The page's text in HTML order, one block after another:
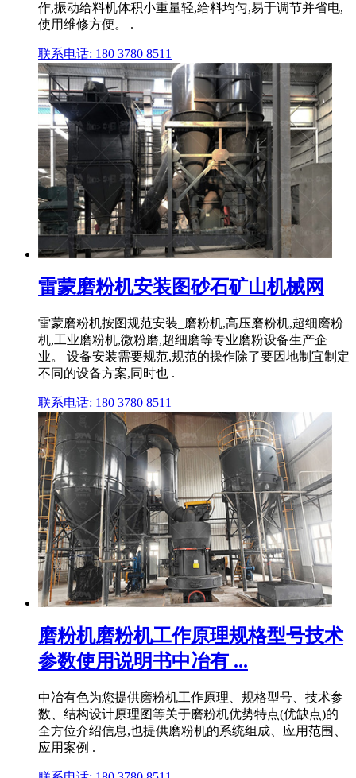
作,振动给料机体积小重量轻,给料均匀,易于调节并省电,
使用维修方便。 .
联系电话: 180 3780 8511
雷蒙磨粉机安装图砂石矿山机械网
雷蒙磨粉机按图规范安装_磨粉机,高压磨粉机,超细磨粉
机,工业磨粉机,微粉磨,超细磨等专业磨粉设备生产企
业。 设备安装需要规范,规范的操作除了要因地制宜制定
不同的设备方案,同时也 .
联系电话: 180 3780 8511
磨粉机磨粉机工作原理规格型号技术
参数使用说明书中冶有 ...
中冶有色为您提供磨粉机工作原理、规格型号、技术参
数、结构设计原理图等关于磨粉机优势特点(优缺点)的
全方位介绍信息,也提供磨粉机的系统组成、应用范围、
应用案例 .